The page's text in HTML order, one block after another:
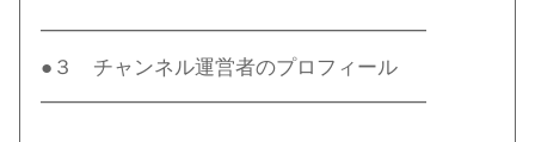
━━━━━━━━━━━━━━━━━━━
●３ チャンネル運営者のプロフィール
━━━━━━━━━━━━━━━━━━━